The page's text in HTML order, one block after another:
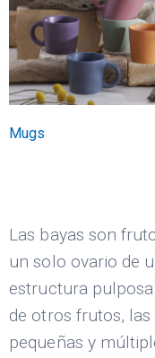
Mugs
Las bayas son
un solo ovario de
estructura
de otros frutos,
pequeñas y